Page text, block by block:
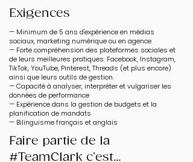
Exigences
— Minimum de 5 ans d'expérience en médias
sociaux, marketing numérique ou en agence
— Forte compréhension des plateformes sociales et
de leurs meilleures pratiques: Facebook, Instagram,
TikTok, YouTube, Pinterest, Threads (et plus encore)
ainsi que leurs outils de gestion.
— Capacité à analyser, interpréter et vulgariser les
données de performance
— Expérience dans la gestion de budgets et la
planification de mandats
— Bilinguisme français et anglais
Faire partie de la
#TeamClark c’est…